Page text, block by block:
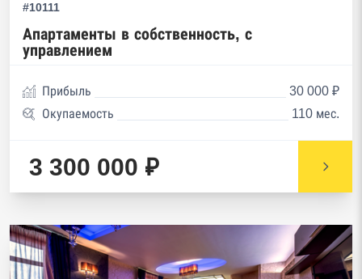
#10111
Апартаменты в собственность, с
управлением
Прибыль
30 000 ₽
Окупаемость
110 мес.
3 300 000 ₽